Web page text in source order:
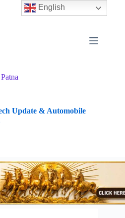
Update & Automobile
English